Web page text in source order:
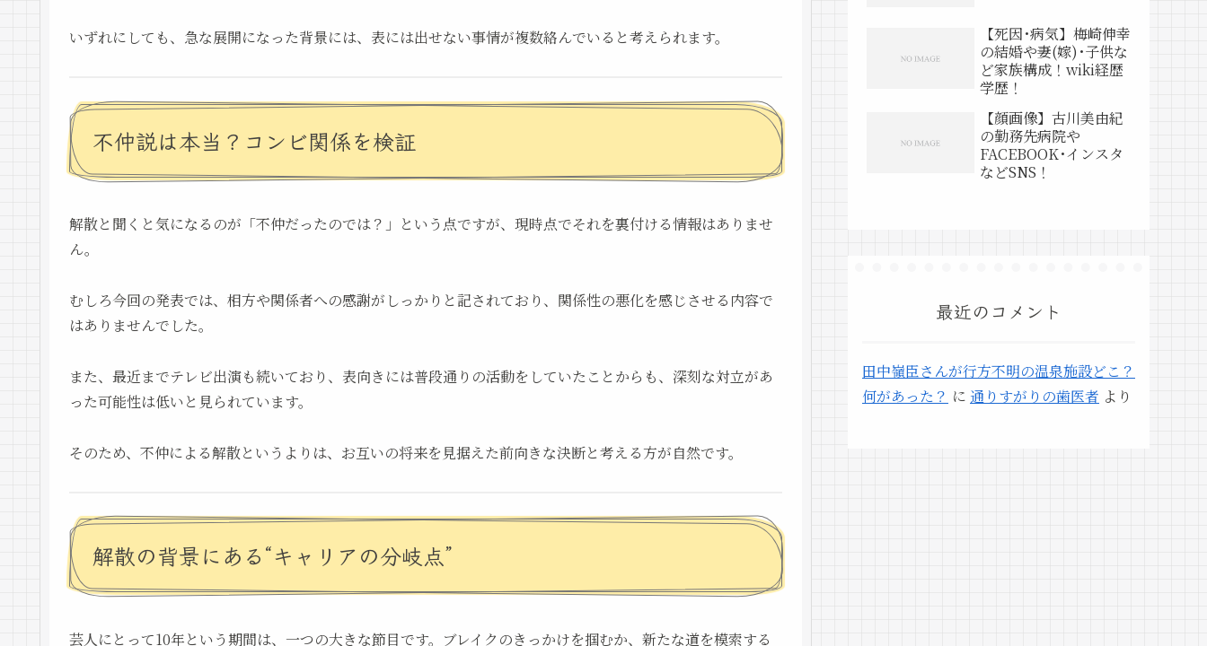
いずれにしても、急な展開になった背景には、表には出せない事情が複数絡んでいると考えられます。
不仲説は本当？コンビ関係を検証
解散と聞くと気になるのが「不仲だったのでは？」という点ですが、現時点でそれを裏付ける情報はありませ
ん。
むしろ今回の発表では、相方や関係者への感謝がしっかりと記されており、関係性の悪化を感じさせる内容で
はありませんでした。
また、最近までテレビ出演も続いており、表向きには普段通りの活動をしていたことからも、深刻な対立があ
った可能性は低いと見られています。
そのため、不仲による解散というよりは、お互いの将来を見据えた前向きな決断と考える方が自然です。
解散の背景にある“キャリアの分岐点”
芸人にとって10年という期間は、一つの大きな節目です。ブレイクのきっかけを掴むか、新たな道を模索する
【死因･病気】梅崎伸幸
の結婚や妻(嫁)･子供な
ど家族構成！wiki経歴
学歴！
【顔画像】古川美由紀
の勤務先病院や
FACEBOOK･インスタ
などSNS！
最近のコメント
田中嶺臣さんが行方不明の温泉施設どこ？
何があった？ に 通りすがりの歯医者 より